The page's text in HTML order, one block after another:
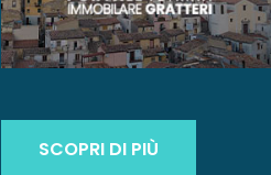
SCOPRI DI PIÙ